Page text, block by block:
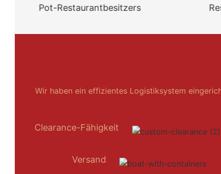
Pot-Restaurantbesitzers
Wir haben ein effizientes Logistiksystem
Clearance-Fähigkeit
Versand